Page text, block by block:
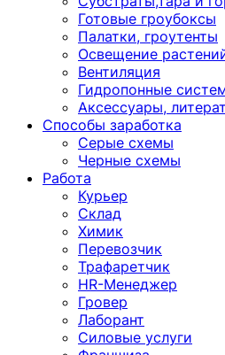
Готовые гроубоксы
Палатки, гроутенты
Освещение
Вентиляция
Гидропонные
Аксессуары,
Способы заработка
Серые схемы
Черные схемы
Работа
Курьер
Склад
Химик
Перевозчик
Трафаретчик
HR-Менеджер
Гровер
Лаборант
Силовые услуги